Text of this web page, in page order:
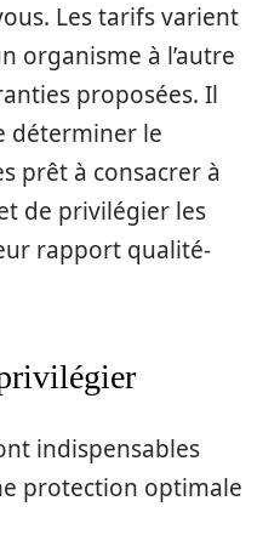
Les tarifs varient
organisme à l’autre
proposées. Il
déterminer le
prêt à consacrer à
de privilégier les
rapport qualité-
indispensables
protection optimale